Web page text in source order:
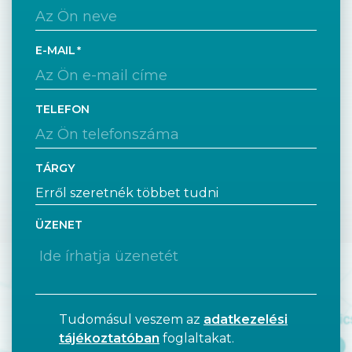
E-MAIL
TELEFON
TÁRGY
ÜZENET
Tudomásul veszem az adatkezelési
tájékoztatóban foglaltakat.